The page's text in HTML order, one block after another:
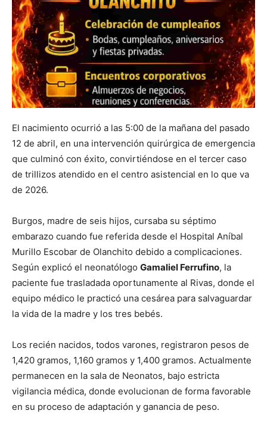
El nacimiento ocurrió a las 5:00 de la mañana del pasado
12 de abril, en una intervención quirúrgica de emergencia
que culminó con éxito, convirtiéndose en el tercer caso
de trillizos atendido en el centro asistencial en lo que va
de 2026.
Burgos, madre de seis hijos, cursaba su séptimo
embarazo cuando fue referida desde el Hospital Aníbal
Murillo Escobar de Olanchito debido a complicaciones.
Según explicó el neonatólogo Gamaliel Ferrufino, la
paciente fue trasladada oportunamente al Rivas, donde el
equipo médico le practicó una cesárea para salvaguardar
la vida de la madre y los tres bebés.
Los recién nacidos, todos varones, registraron pesos de
1,420 gramos, 1,160 gramos y 1,400 gramos. Actualmente
permanecen en la sala de Neonatos, bajo estricta
vigilancia médica, donde evolucionan de forma favorable
en su proceso de adaptación y ganancia de peso.